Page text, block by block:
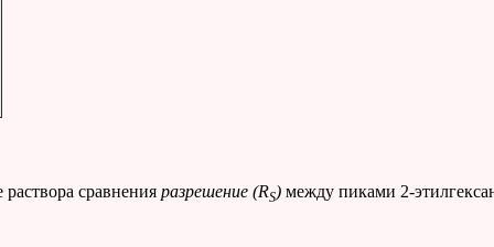
сравнения разрешение (RS) между пиками 2-